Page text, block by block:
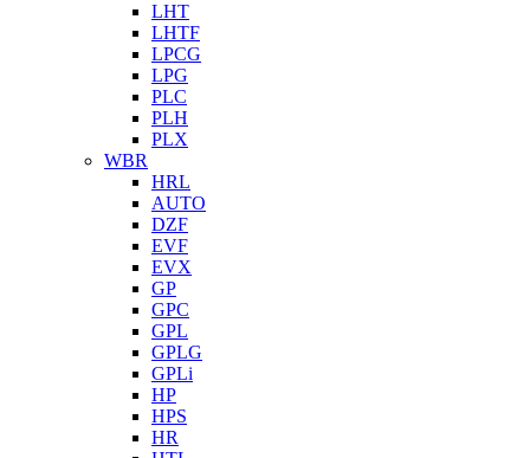
LHT
LHTF
LPCG
LPG
PLC
PLH
PLX
WBR
HRL
AUTO
DZF
EVF
EVX
GP
GPC
GPL
GPLG
GPLi
HP
HPS
HR